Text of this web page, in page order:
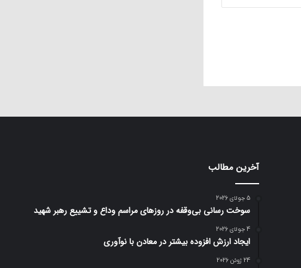
آخرین مطالب
5 جولای 2026
سوخت رسانی بی‌وقفه در روز‌های مراسم وداع و تشییع رهبر شهید
4 جولای 2026
ایجاد ارزش افزوده بیشتر در معادن با نوآوری
24 ژوئن 2026